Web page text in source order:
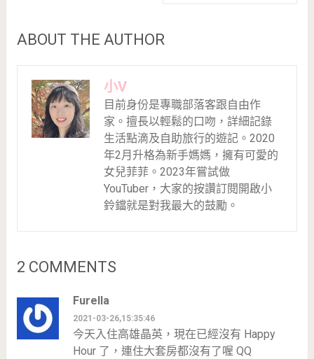
ABOUT THE AUTHOR
小V
目前身份是專職部落客跟自由作
家。擅長以輕鬆的口吻，詳細記錄
生活點滴及自助旅行的遊記。2020
年2月升格為新手媽媽，擁有可愛的
女兒菲菲。2023年嘗試做
YouTuber，大家的按讚訂閱開啟小
鈴鐺就是對我最大的鼓勵。
2 COMMENTS
Furella
2021-03-26,15:35:46
今天入住高雄晶英，現在已經沒有 Happy
Hour 了，連住大套房都沒有了喔 QQ